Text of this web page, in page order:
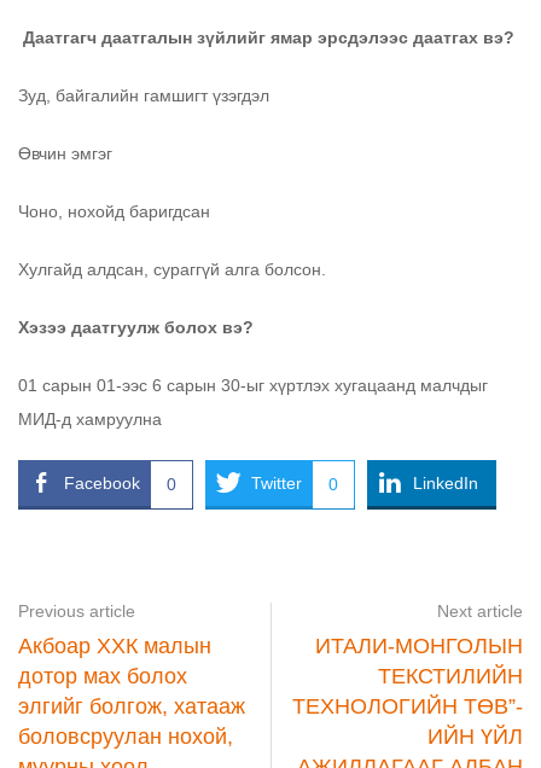
Даатгагч даатгалын зүйлийг ямар эрсдэлээс даатгах вэ?
Зуд, байгалийн гамшигт үзэгдэл
Өвчин эмгэг
Чоно, нохойд баригдсан
Хулгайд алдсан, сураггүй алга болсон.
Хэзээ даатгуулж болох вэ?
01 сарын 01-ээс 6 сарын 30-ыг хүртлэх хугацаанд малчдыг
МИД-д хамруулна
Facebook 0 Twitter 0 LinkedIn
Previous article
Акбоар ХХК малын
дотор мах болох
элгийг болгож, хатааж
боловсруулан нохой,
Next article
ИТАЛИ-МОНГОЛЫН
ТЕКСТИЛИЙН
ТЕХНОЛОГИЙН ТӨВ”-
ИЙН ҮЙЛ